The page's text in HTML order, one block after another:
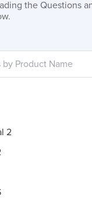
the Questions
2